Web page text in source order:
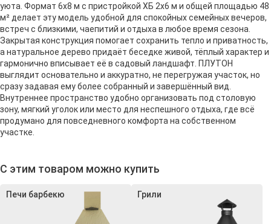
уюта. Формат 6х8 м с пристройкой ХБ 2х6 м и общей площадью 48
м² делает эту модель удобной для спокойных семейных вечеров,
встреч с близкими, чаепитий и отдыха в любое время сезона.
Закрытая конструкция помогает сохранить тепло и приватность,
а натуральное дерево придаёт беседке живой, тёплый характер и
гармонично вписывает её в садовый ландшафт. ПЛУТОН
выглядит основательно и аккуратно, не перегружая участок, но
сразу задавая ему более собранный и завершённый вид.
Внутреннее пространство удобно организовать под столовую
зону, мягкий уголок или место для неспешного отдыха, где всё
продумано для повседневного комфорта на собственном
участке.
С этим товаром можно купить
Печи барбекю Грили